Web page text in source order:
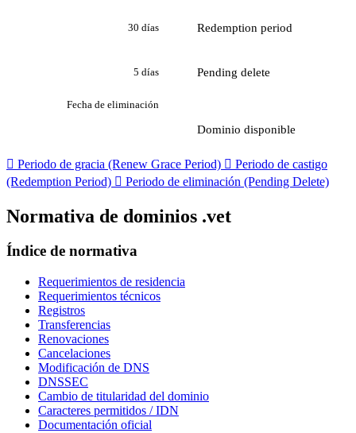
30 días Redemption period
5 días Pending delete
Fecha de eliminación
Dominio disponible
 Periodo de gracia (Renew Grace Period)  Periodo de castigo
(Redemption Period)  Periodo de eliminación (Pending Delete)
Normativa de dominios .vet
Índice de normativa
Requerimientos de residencia
Requerimientos técnicos
Registros
Transferencias
Renovaciones
Cancelaciones
Modificación de DNS
DNSSEC
Cambio de titularidad del dominio
Caracteres permitidos / IDN
Documentación oficial